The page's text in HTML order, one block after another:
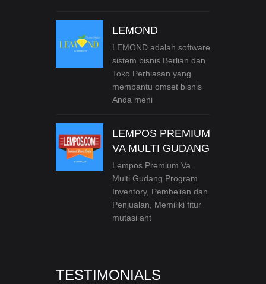
LEMOND
LEMOND adalah software
sistem bisnis Berlian dan
Toko Perhiasan yang
membantu omset bisnis
Anda meni
LEMPOS PREMIUM
VA MULTI GUDANG
Lempos Premium Va
Multi Gudang Program
Inventory, Pembelian dan
Penjualan, Memiliki fitur
mutasi ant
TESTIMONIALS